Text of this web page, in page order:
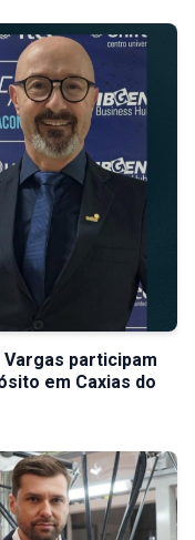
participam
em Caxias do